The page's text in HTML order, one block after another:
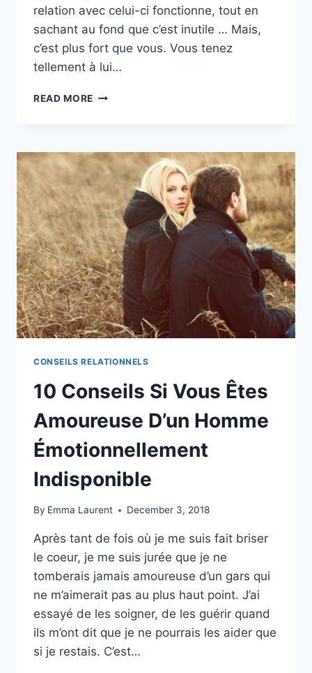
relation avec celui-ci fonctionne, tout en
sachant au fond que c’est inutile … Mais,
c’est plus fort que vous. Vous tenez
tellement à lui…
READ MORE
PLIER
EN
QUATRE
POUR
LUI,
C’EST
QU’IL
N’EST
PAS
LE
BON
CONSEILS RELATIONNELS
10 Conseils Si Vous Êtes
Amoureuse D’un Homme
Émotionnellement
Indisponible
By Emma Laurent December 3, 2018
Après tant de fois où je me suis fait briser
le coeur, je me suis jurée que je ne
tomberais jamais amoureuse d’un gars qui
ne m’aimerait pas au plus haut point. J’ai
essayé de les soigner, de les guérir quand
ils m’ont dit que je ne pourrais les aider que
si je restais. C’est…